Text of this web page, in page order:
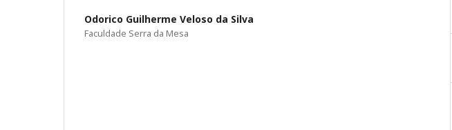
Odorico Guilherme Veloso da Silva
Faculdade Serra da Mesa